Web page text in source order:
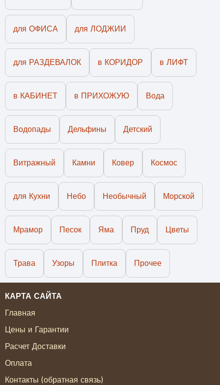
и глазуровки, не рекомендуется плитку
обрезать при получении, во-
избежании сколов и трещин
глазуровочного защитного слоя плитки.
Стоимость доставки зависит от массы и
объема заказа. Задайте вопрос в чат сайта
и мы посчитаем стоимость и сроки доставки!
для ОФИСА для ЛОДЖИИ
для РАЗДЕВАЛОК в КОРИДОР в ЛИФТ
в КАБИНЕТ в ПРИХОЖУЮ Вода
Водопады Дельфины Детский
Витражный Камни Ковер Космос
для Кухни Небо Необычный Морской
Мрамор Песок Яма Пруд Цветы
Трава Узоры Плитка Прочее
КАРТА САЙТА
Главная
Цены и Гарантии
Расчет Доставки
Оплата
Контакты (обратная связь)